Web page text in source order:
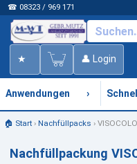
☎ 08323 / 969 171
★ 👤 Login
Anwendungen ›
🏠 Start› Nachfüllpacks ›
Nachfüllpackung